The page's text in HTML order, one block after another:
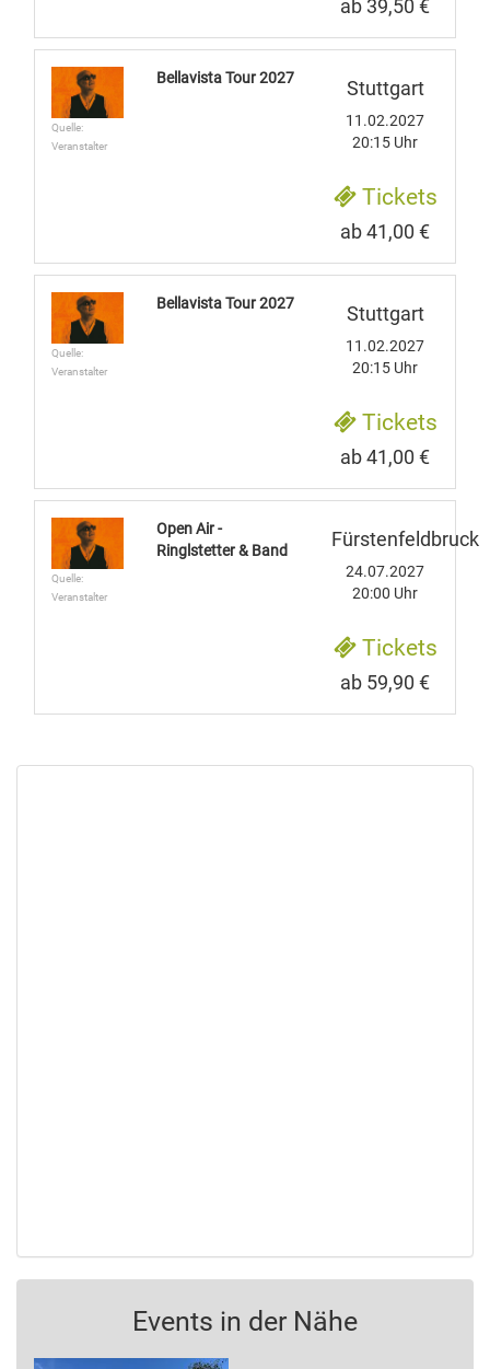
ab 39,50 €
Quelle:
Veranstalter
Bellavista Tour 2027 Stuttgart
11.02.2027
20:15 Uhr
Tickets
ab 41,00 €
Quelle:
Veranstalter
Bellavista Tour 2027 Stuttgart
11.02.2027
20:15 Uhr
Tickets
ab 41,00 €
Quelle:
Veranstalter
Open Air -
Ringlstetter & Band
Fürstenfeldbruck
24.07.2027
20:00 Uhr
Tickets
ab 59,90 €
Events in der Nähe